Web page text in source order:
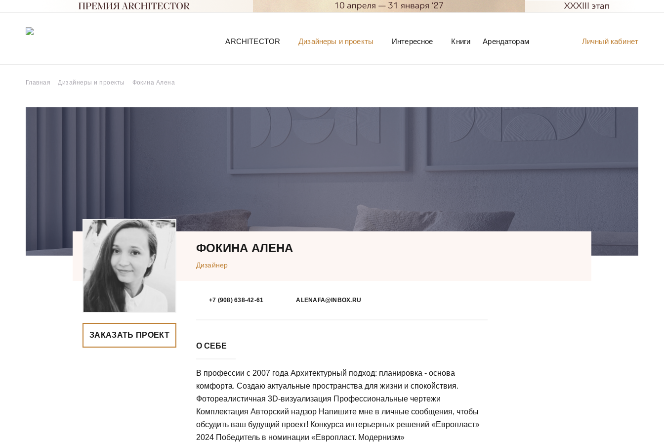
Личный кабинет
ARCHITECTOR Дизайнеры и проекты Интересное Книги Арендаторам
Главная Дизайнеры и проекты Фокина Алена
ФОКИНА АЛЕНА
Дизайнер
ЗАКАЗАТЬ ПРОЕКТ
+7 (908) 638-42-61 ALENAFA@INBOX.RU
О СЕБЕ
В профессии с 2007 года Архитектурный подход: планировка - основа
комфорта. Создаю актуальные пространства для жизни и спокойствия.
Фотореалистичная 3D-визуализация Профессиональные чертежи
Комплектация Авторский надзор Напишите мне в личные сообщения, чтобы
обсудить ваш будущий проект! Конкурса интерьерных решений «Европласт»
2024 Победитель в номинации «Европласт. Модернизм»